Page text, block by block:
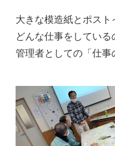
大きな模造紙とポスト
どんな仕事をしている
管理者としての「仕事